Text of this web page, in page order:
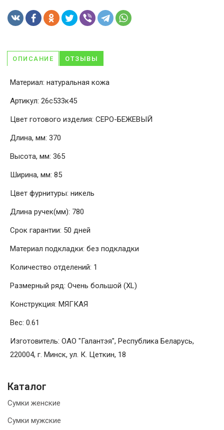
ОПИСАНИЕ ОТЗЫВЫ
Материал: натуральная кожа
Артикул: 26с533к45
Цвет готового изделия: СЕРО-БЕЖЕВЫЙ
Длина, мм: 370
Высота, мм: 365
Ширина, мм: 85
Цвет фурнитуры: никель
Длина ручек(мм): 780
Срок гарантии: 50 дней
Материал подкладки: без подкладки
Количество отделений: 1
Размерный ряд: Очень большой (XL)
Конструкция: МЯГКАЯ
Вес: 0.61
Изготовитель: ОАО "Галантэя", Республика Беларусь,
220004, г. Минск, ул. К. Цеткин, 18
Каталог
Сумки женские
Сумки мужские